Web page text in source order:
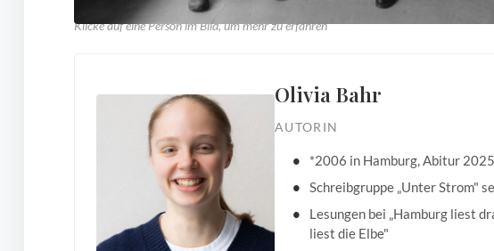
Klicke auf eine Person im Bild, um mehr zu erfahren
Olivia Bahr
AUTORIN
*2006 in Hamburg, Abitur 2025
Schreibgruppe „Unter Strom"
Lesungen bei „Hamburg liest
liest die Elbe"